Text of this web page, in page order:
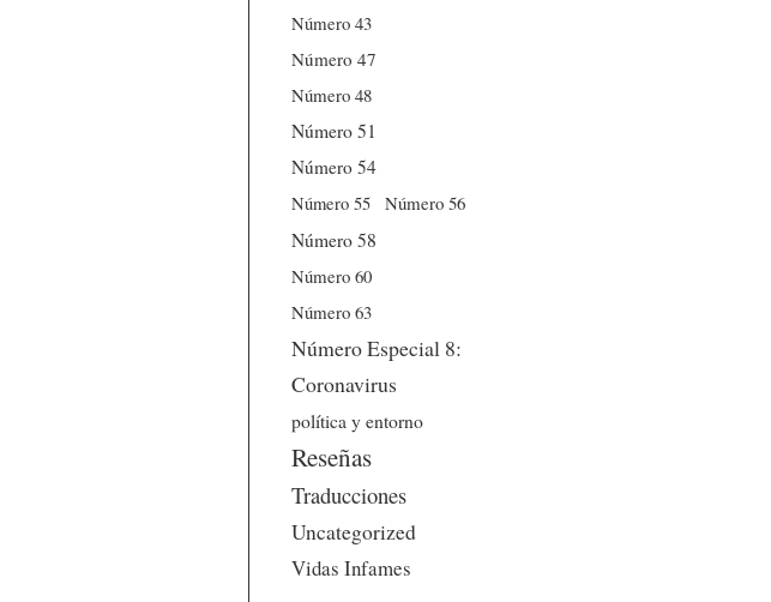
Número 43
Número 47
Número 48
Número 51
Número 54
Número 55
Número 56
Número 58
Número 60
Número 63
Número Especial 8:
Coronavirus
política y entorno
Reseñas
Traducciones
Uncategorized
Vidas Infames